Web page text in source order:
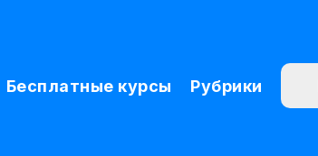
Бесплатные курсы Рубрики